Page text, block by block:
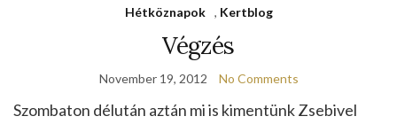
Hétköznapok , Kertblog
Végzés
November 19, 2012 No Comments
Szombaton délután aztán mi is kimentünk Zsebivel